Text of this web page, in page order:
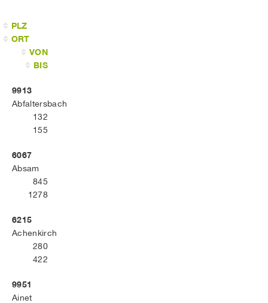
PLZ
ORT
VON
BIS
9913
Abfaltersbach
132
155
6067
Absam
845
1278
6215
Achenkirch
280
422
9951
Ainet